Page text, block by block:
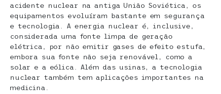
acidente nuclear na antiga União Soviética, os
equipamentos evoluíram bastante em segurança
e tecnologia. A energia nuclear é, inclusive,
considerada uma fonte limpa de geração
elétrica, por não emitir gases de efeito estufa,
embora sua fonte não seja renovável, como a
solar e a eólica. Além das usinas, a tecnologia
nuclear também tem aplicações importantes na
medicina.